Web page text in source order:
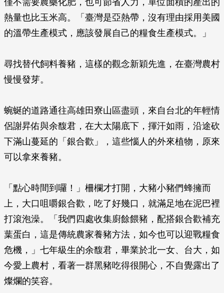
僅不需要農藥化肥，也可節省人力，單位面積的產出的
熱量也比玉米高。「臺灣是亞熱帶，沒有理由採用美國
的溫帶生產模式，應該發展自己的糧食生產模式。」
尋找替代飼料養豬，這樣的觀念新穎先進，在臺灣農村
慢慢發芽。
蜿蜒的道路通往高雄田寮山區盡頭，來自台北的年輕情
侶謝昇佑與余馥君，在大太陽底下，揮汗如雨，沿途砍
下滿山蔓延的「銀合歡」，這些惱人的外來植物，原來
可以拿來養豬。
「點心時間到囉！」柵欄才打開，大豬小豬們蜂擁而
上，大口咀嚼銀合歡，吃了好幾口，就滿足地在泥巴裡
打滾泡澡。「我們四處收集廚餘餵豬，配搭銀合歡補充
葉蛋白，這是傳統農家養豬方法，如今也可以迎戰糧食
危機，」七年級生的余馥君，畢業於北一女、台大，如
今愛上農村，看著一群黑豬吃得很開心，不自覺露出了
燦爛的笑容。